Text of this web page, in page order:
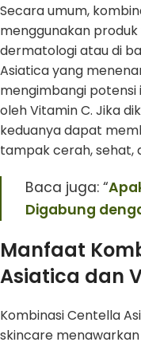
Secara umum,
menggunakan
dermatologi atau di
Asiatica yang
mengimbangi potensi
oleh Vitamin C. Jika
keduanya dapat
tampak cerah, sehat,
Baca juga: “
Digabung
Manfaat
Asiatica dan
Kombinasi Centella
skincare